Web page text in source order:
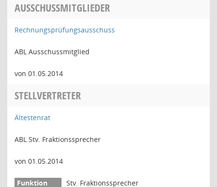
AUSSCHUSSMITGLIEDER
Rechnungsprüfungsausschuss
ABL Ausschussmitglied
von 01.05.2014
STELLVERTRETER
Ältestenrat
ABL Stv. Fraktionssprecher
von 01.05.2014
Stv. Fraktionssprecher